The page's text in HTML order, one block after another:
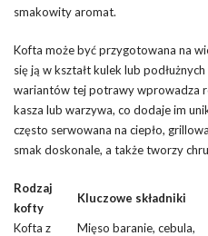
smakowity aromat.
Kofta może być przygotowana na
się ją w kształt kulek lub
wariantów tej potrawy wprowadza
kasza lub warzywa, co dodaje im
często serwowana na ciepło,
smak doskonale, a także tworzy
Rodzaj
kofty
Kluczowe składniki
Kofta z
Mięso baranie, cebula,